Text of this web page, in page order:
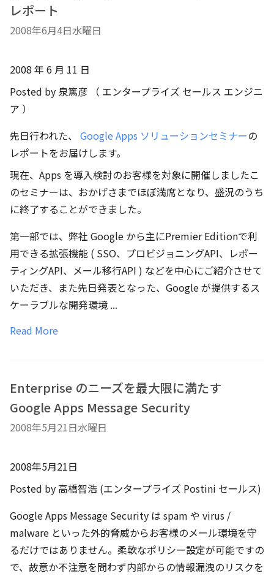
レポート
2008年6月4日水曜日
2008 年 6 月 11 日
Posted by 泉篤彦 （ エンタープライズ セールス エンジニ
ア ）
先日行われた、 Google Apps ソリューションセミナーの
レポートをお届けします。
現在、Apps を導入検討のお客様を対象に開催しましたこ
のセミナーは、おかげさまでほぼ満席となり、盛況のうち
に終了することができました。
第一部では、弊社 Google から主にPremier Editionで利
用できる拡張機能 ( SSO、プロビジョニングAPI、レポー
ティングAPI、メール移行API ) などを中心にご紹介させて
いただき、また先日発表となった、Google が提供するス
ケーラブルな開発環境 ...
Read More
Enterprise のニーズを最大限に満たす
Google Apps Message Security
2008年5月21日水曜日
2008年5月21日
Posted by 高橋智浩 (エンタープライズ Postini セールス)
Google Apps Message Security は spam や virus /
malware といった外的脅威からお客様のメール環境を守
るだけではありません。柔軟なポリシー設定が可能ですの
で、故意か不注意を問わず内部からの情報漏洩のリスクを